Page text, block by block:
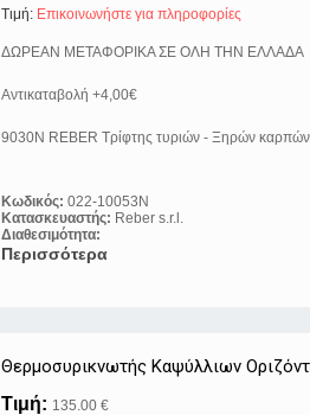
Τιμή: Eπικοινωνήστε για πληροφορίες
ΔΩΡΕΑΝ ΜΕΤΑΦΟΡΙΚΑ ΣΕ ΟΛΗ ΤΗΝ ΕΛΛΑΔΑ
Αντικαταβολή +4,00€
9030N REBER Τρίφτης τυριών - Ξηρών
Κωδικός:022-10053N
Κατασκευαστής: Reber s.r.l.
Διαθεσιμότητα:
Περισσότερα
Θερμοσυρικνωτής Καψύλλιων
Τιμή: 135.00 €